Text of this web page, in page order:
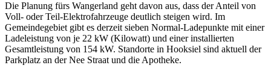
Die Planung fürs Wangerland geht davon aus, dass der Anteil von
Voll- oder Teil-Elektrofahrzeuge deutlich steigen wird. Im
Gemeindegebiet gibt es derzeit sieben Normal-Ladepunkte mit einer
Ladeleistung von je 22 kW (Kilowatt) und einer installierten
Gesamtleistung von 154 kW. Standorte in Hooksiel sind aktuell der
Parkplatz an der Nee Straat und die Apotheke.